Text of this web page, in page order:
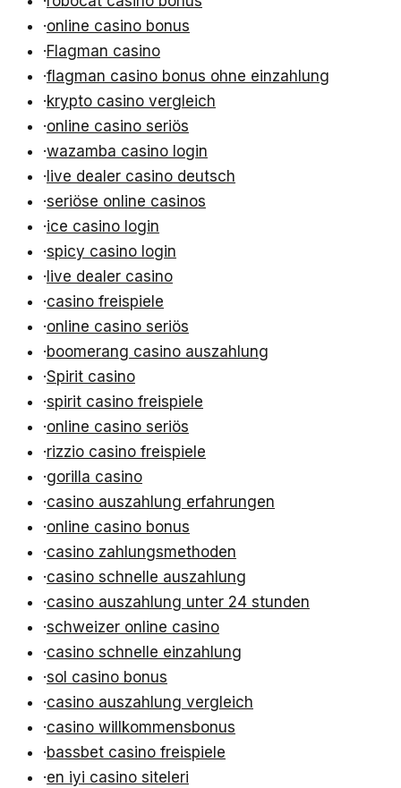
·online casino bonus
·Flagman casino
·flagman casino bonus ohne einzahlung
·krypto casino vergleich
·online casino seriös
·wazamba casino login
· live dealer casino deutsch
·seriöse online casinos
·ice casino login
·spicy casino login
· live dealer casino
·casino freispiele
·online casino seriös
·boomerang casino auszahlung
·Spirit casino
·spirit casino freispiele
·online casino seriös
·rizzio casino freispiele
·gorilla casino
·casino auszahlung erfahrungen
·online casino bonus
·casino zahlungsmethoden
·casino schnelle auszahlung
·casino auszahlung unter 24 stunden
·schweizer online casino
·casino schnelle einzahlung
·sol casino bonus
·casino auszahlung vergleich
·casino willkommensbonus
·bassbet casino freispiele
·en iyi casino siteleri